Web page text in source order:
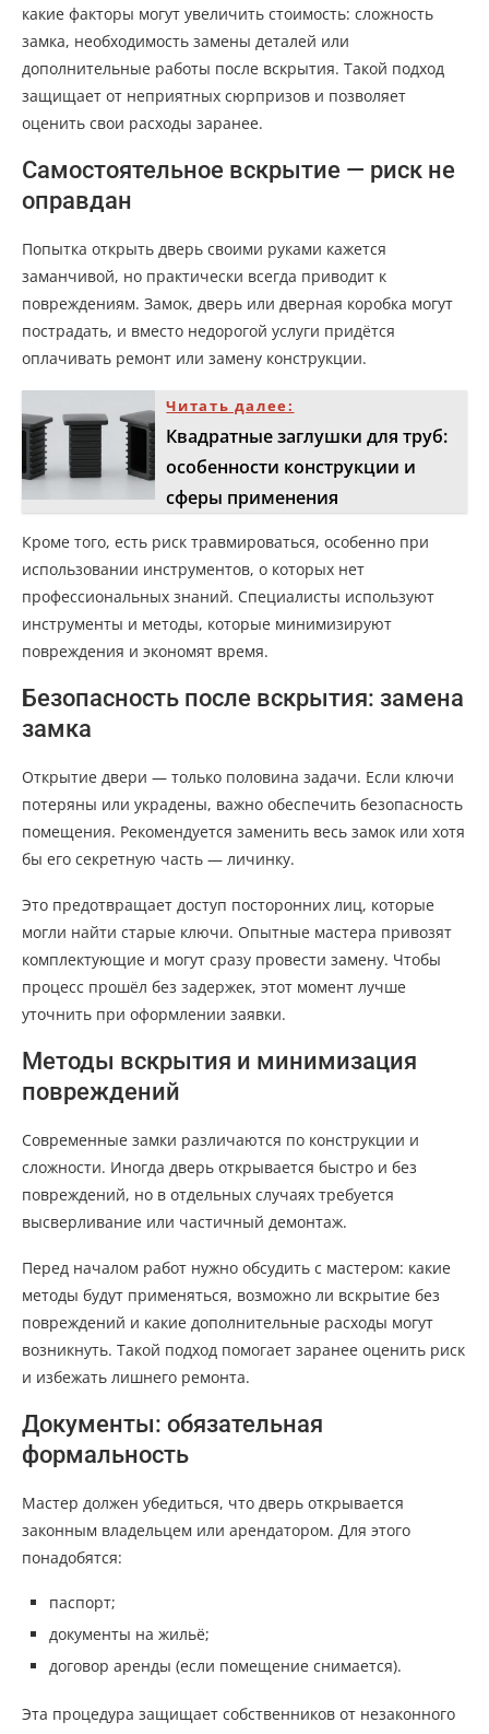
какие факторы могут увеличить стоимость: сложность
замка, необходимость замены деталей или
дополнительные работы после вскрытия. Такой подход
защищает от неприятных сюрпризов и позволяет
оценить свои расходы заранее.
Самостоятельное вскрытие — риск не
оправдан
Попытка открыть дверь своими руками кажется
заманчивой, но практически всегда приводит к
повреждениям. Замок, дверь или дверная коробка могут
пострадать, и вместо недорогой услуги придётся
оплачивать ремонт или замену конструкции.
Читать далее:
Квадратные заглушки для труб:
особенности конструкции и
сферы применения
Кроме того, есть риск травмироваться, особенно при
использовании инструментов, о которых нет
профессиональных знаний. Специалисты используют
инструменты и методы, которые минимизируют
повреждения и экономят время.
Безопасность после вскрытия: замена
замка
Открытие двери — только половина задачи. Если ключи
потеряны или украдены, важно обеспечить безопасность
помещения. Рекомендуется заменить весь замок или хотя
бы его секретную часть — личинку.
Это предотвращает доступ посторонних лиц, которые
могли найти старые ключи. Опытные мастера привозят
комплектующие и могут сразу провести замену. Чтобы
процесс прошёл без задержек, этот момент лучше
уточнить при оформлении заявки.
Методы вскрытия и минимизация
повреждений
Современные замки различаются по конструкции и
сложности. Иногда дверь открывается быстро и без
повреждений, но в отдельных случаях требуется
высверливание или частичный демонтаж.
Перед началом работ нужно обсудить с мастером: какие
методы будут применяться, возможно ли вскрытие без
повреждений и какие дополнительные расходы могут
возникнуть. Такой подход помогает заранее оценить риск
и избежать лишнего ремонта.
Документы: обязательная
формальность
Мастер должен убедиться, что дверь открывается
законным владельцем или арендатором. Для этого
понадобятся:
паспорт;
документы на жильё;
договор аренды (если помещение снимается).
Эта процедура защищает собственников от незаконного